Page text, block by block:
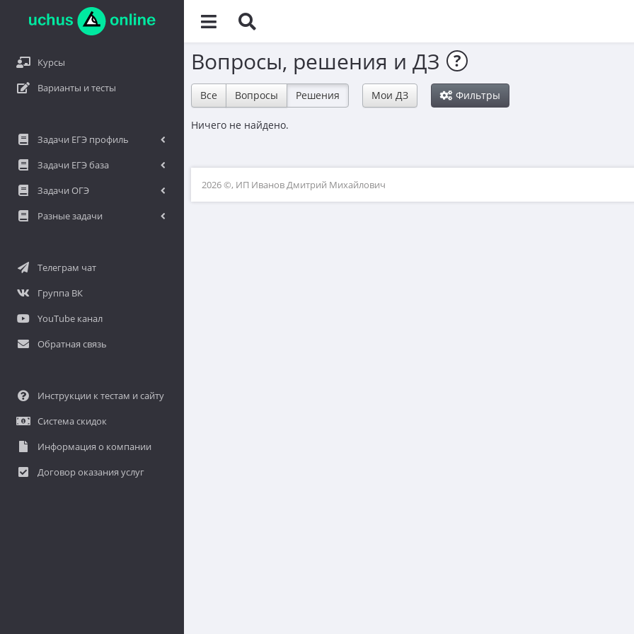
Курсы
Варианты и тесты
Задачи ЕГЭ профиль
Задачи ЕГЭ база
Задачи ОГЭ
Разные задачи
Телеграм чат
Группа ВК
YouTube канал
Обратная связь
Инструкции к тестам и сайту
Система скидок
Информация о компании
Договор оказания услуг
Вопросы, решения и ДЗ ?
Все Вопросы Решения Мои ДЗ Фильтры
Ничего не найдено.
2026 ©, ИП Иванов Дмитрий Михайлович